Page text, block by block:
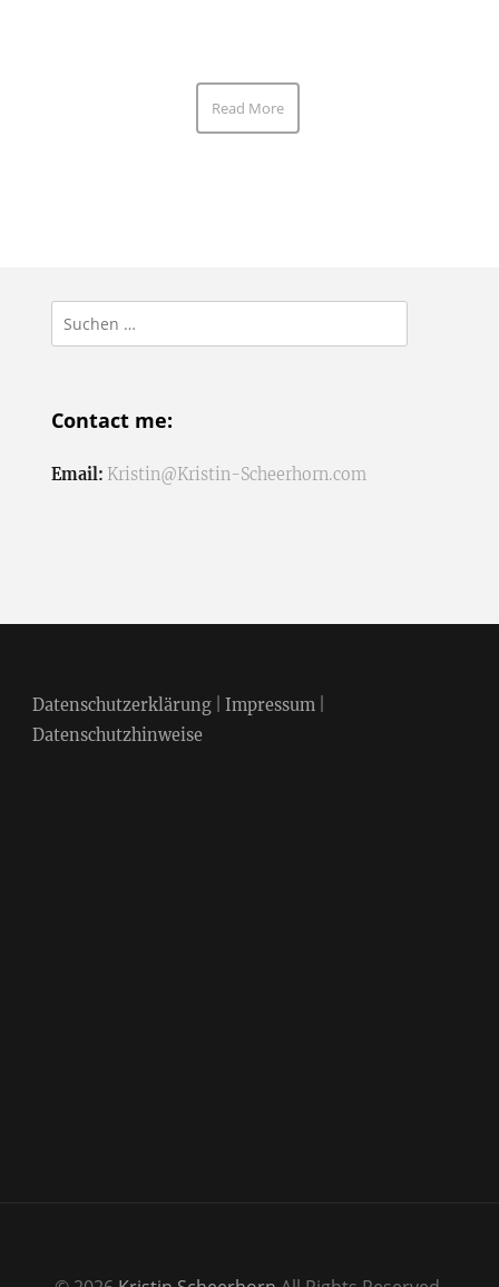
Read More
Suchen
nach:
Contact me:
Email: Kristin@Kristin-Scheerhorn.com
Datenschutzerklärung| Impressum|
Datenschutzhinweise